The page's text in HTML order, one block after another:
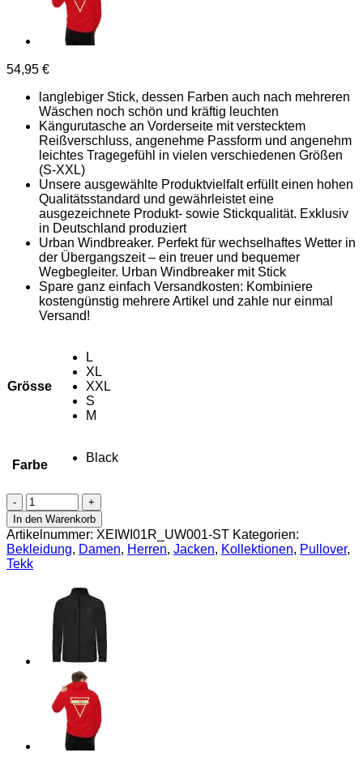
54,95 €
langlebiger Stick, dessen Farben auch nach mehreren
Wäschen noch schön und kräftig leuchten
Kängurutasche an Vorderseite mit verstecktem
Reißverschluss, angenehme Passform und angenehm
leichtes Tragegefühl in vielen verschiedenen Größen
(S-XXL)
Unsere ausgewählte Produktvielfalt erfüllt einen hohen
Qualitätsstandard und gewährleistet eine
ausgezeichnete Produkt- sowie Stickqualität. Exklusiv
in Deutschland produziert
Urban Windbreaker. Perfekt für wechselhaftes Wetter in
der Übergangszeit – ein treuer und bequemer
Wegbegleiter. Urban Windbreaker mit Stick
Spare ganz einfach Versandkosten: Kombiniere
kostengünstig mehrere Artikel und zahle nur einmal
Versand!
Grösse
L
XL
XXL
S
M
Farbe
Black
HARD
TEKK
Skull
Windbreaker
-
Urban
Windbreaker
Stick
Menge
In den Warenkorb
Artikelnummer: XEIWI01R_UW001-ST Kategorien:
Bekleidung, Damen, Herren, Jacken, Kollektionen, Pullover,
Tekk